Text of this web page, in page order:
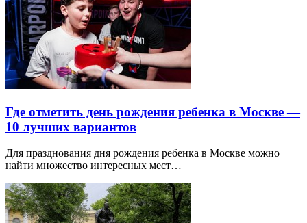
Где отметить день рождения ребенка в Москве —
10 лучших вариантов
Для празднования дня рождения ребенка в Москве можно
найти множество интересных мест…